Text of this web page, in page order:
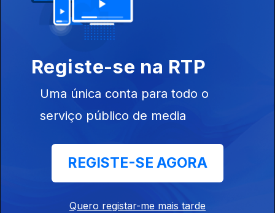
26 nov. 2025
Eletrónico
Ep. 167
25 nov. 2025
Viver Sóbrio
Registe-se na RTP
Uma única conta para todo o
serviço público de media
REGISTE-SE AGORA
Quero registar-me mais tarde